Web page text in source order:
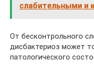
слабительными и
От бесконтрольного
дисбактериоз может
патологического